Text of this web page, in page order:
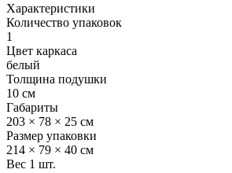
Характеристики
Количество упаковок
1
Цвет каркаса
белый
Толщина подушки
10 см
Габариты
203 × 78 × 25 см
Размер упаковки
214 × 79 × 40 см
Вес 1 шт.